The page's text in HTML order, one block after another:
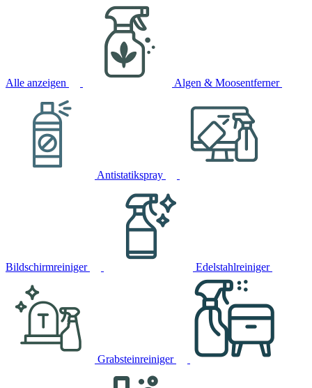
Alle anzeigen Algen & Moosentferner
Antistatikspray
Bildschirmreiniger Edelstahlreiniger
Grabsteinreiniger